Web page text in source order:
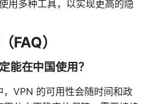
用多种工具，以实现更高的隐
FAQ）
能在中国使用？
VPN 的可用性会随时间和政